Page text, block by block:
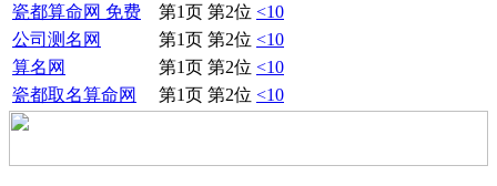
瓷都算命网 免费
第1页 第2位 <10
公司测名网
第1页 第2位 <10
算名网
第1页 第2位 <10
瓷都取名算命网
第1页 第2位 <10